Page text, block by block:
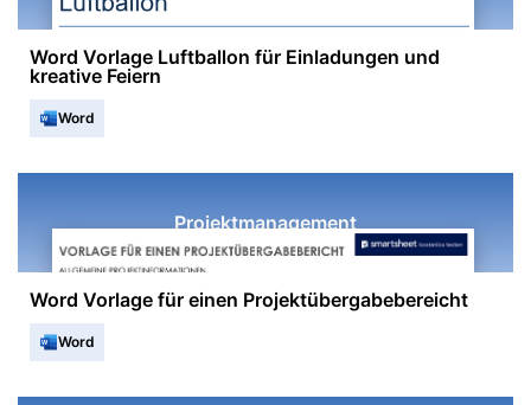
Word Vorlage Luftballon für Einladungen und
kreative Feiern
Word
Projektmanagement
Word Vorlage für einen Projektübergabebereicht
Word